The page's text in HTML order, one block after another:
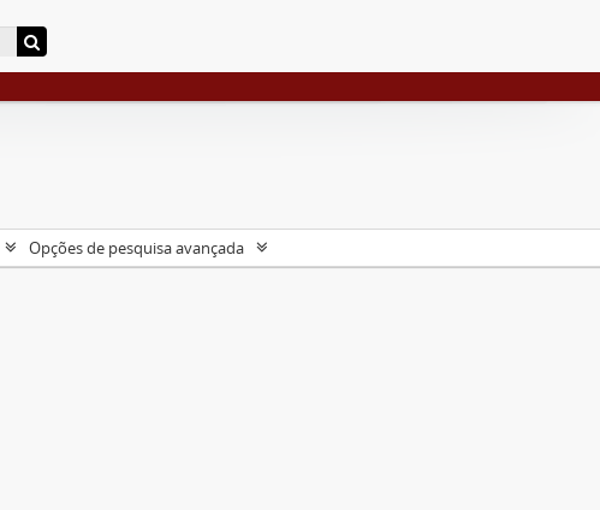
Opções de pesquisa avançada